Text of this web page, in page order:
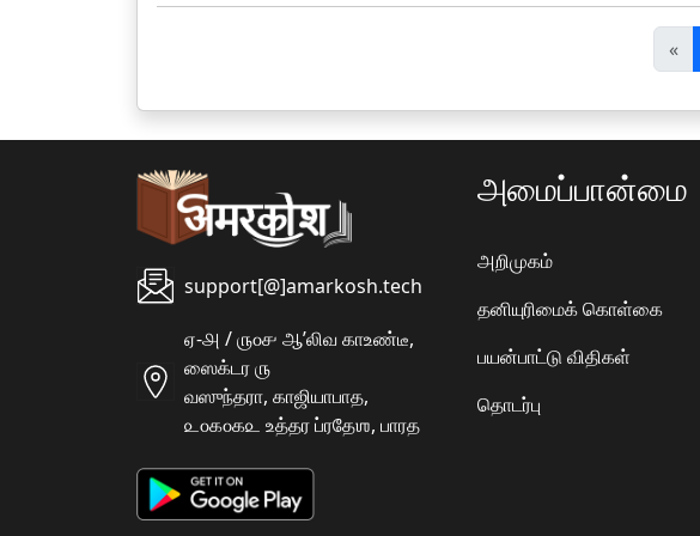
«पि
छ
ला
support[@]amarkosh.tech
ஏ-௮ / ௫௦௪ ஆʼலிவ காஉண்டீ,
ஸைக்டர ௫
வஸுந்தரா, காஜியாபாத,
௨௦௧௦௧௨ உத்தர ப்ரதேஶ, பாரத
அமைப்பான்மை
அறிமுகம்
தனியுரிமைக் கொள்கை
பயன்பாட்டு விதிகள்
தொடர்பு